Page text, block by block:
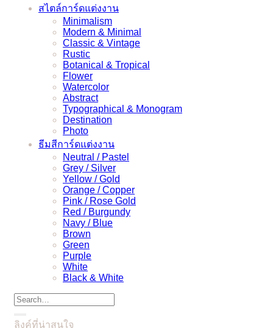
ง่ายๆ
สไตล์การ์ดแต่งงาน
Minimalism
Modern & Minimal
Classic & Vintage
Rustic
Botanical & Tropical
Flower
Watercolor
Abstract
Typographical & Monogram
Destination
Photo
ธีมสีการ์ดแต่งงาน
Neutral / Pastel
Grey / Silver
Yellow / Gold
Orange / Copper
Pink / Rose Gold
Red / Burgundy
Navy / Blue
Brown
Green
Purple
White
Black & White
ลิงค์ที่น่าสนใจ